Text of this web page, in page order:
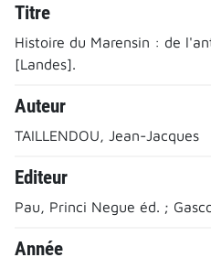
Titre
Histoire du Marensin : de
[Landes].
Auteur
TAILLENDOU, Jean-Jacques
Editeur
Pau, Princi Negue éd. ;
Année